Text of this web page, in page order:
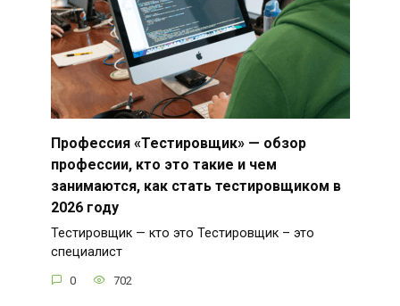
Профессия «Тестировщик» — обзор
профессии, кто это такие и чем
занимаются, как стать тестировщиком в
2026 году
Тестировщик — кто это Тестировщик – это
специалист
0 702